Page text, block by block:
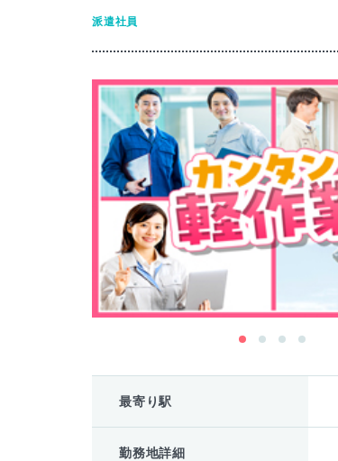
派遣社員
最寄り駅
勤務地詳細